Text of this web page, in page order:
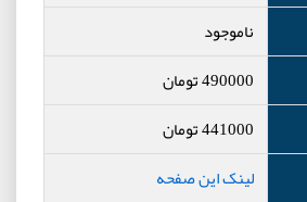
ناموجود
490000تومان
441000تومان
لینک این صفحه